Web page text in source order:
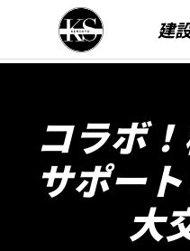
建
コラボ
サポー
大